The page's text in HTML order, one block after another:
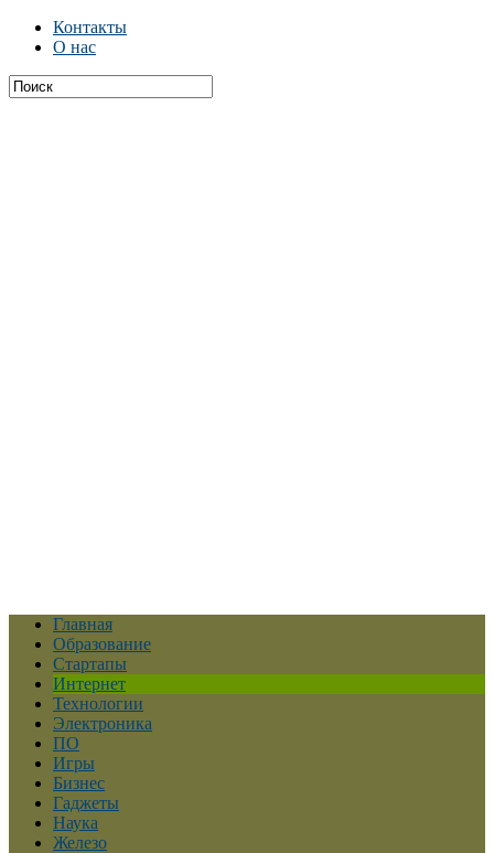
Контакты
О нас
Главная
Образование
Стартапы
Интернет
Технологии
Электроника
ПО
Игры
Бизнес
Гаджеты
Наука
Железо